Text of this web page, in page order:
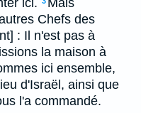
ici.
Mais
Chefs des
: Il n'est pas à
la maison à
ici ensemble,
d'Israël, ainsi que
l'a commandé.